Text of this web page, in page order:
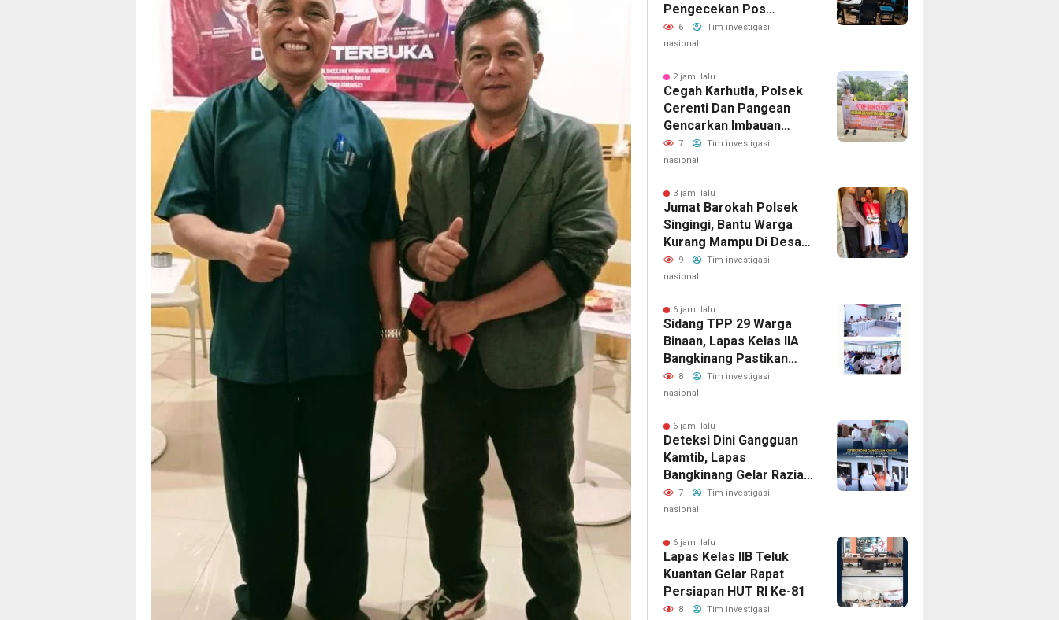
Pengecekan Pos
Kamling, Kapolres Ajak
Warga Aktif Jaga
6
Tim investigasi
nasional
2 jam lalu
Cegah Karhutla, Polsek
Cerenti Dan Pangean
Gencarkan Imbauan
Kepada Masyarakat
7
Tim investigasi
nasional
3 jam lalu
Jumat Barokah Polsek
Singingi, Bantu Warga
Kurang Mampu Di Desa
Sungai Kuning
9
Tim investigasi
nasional
6 jam lalu
Sidang TPP 29 Warga
Binaan, Lapas Kelas IIA
Bangkinang Pastikan
Layanan Integrasi Gratis
Dan Transparan
8
Tim investigasi
nasional
6 jam lalu
Deteksi Dini Gangguan
Kamtib, Lapas
Bangkinang Gelar Razia
Insidentil Menuju Zero
Halinar
7
Tim investigasi
nasional
6 jam lalu
Lapas Kelas IIB Teluk
Kuantan Gelar Rapat
Persiapan HUT RI Ke-81
8
Tim investigasi